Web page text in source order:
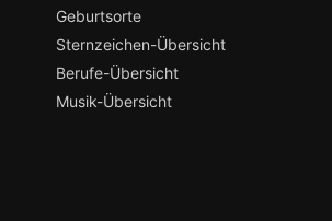
Geburtsorte
Sternzeichen-Übersicht
Berufe-Übersicht
Musik-Übersicht